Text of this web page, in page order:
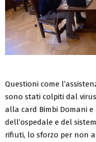
Questioni come
sono stati colpiti dal
alla card Bimbi Domani e
dell’ospedale e del
rifiuti, lo sforzo per non